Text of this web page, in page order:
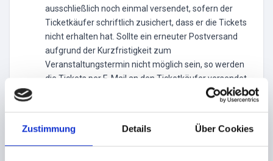
Zustimmung Details Über Cookies
ausschließlich noch einmal versendet, sofern der
Ticketkäufer schriftlich zusichert, dass er die Tickets
nicht erhalten hat. Sollte ein erneuter Postversand
aufgrund der Kurzfristigkeit zum
Veranstaltungstermin nicht möglich sein, so werden
die Tickets per E-Mail an den Ticketkäufer versendet.
Ein Rücktritt vom Kaufvertrag oder eine Erstattung
wenn er seine Tickets 5 Werktage nach dem
Postversand nicht erhalten hat. Sollten postalisch